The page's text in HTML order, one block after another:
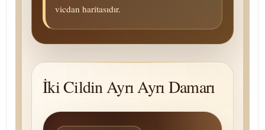
vicdan haritasıdır.
İki Cildin Ayrı Ayrı Damarı